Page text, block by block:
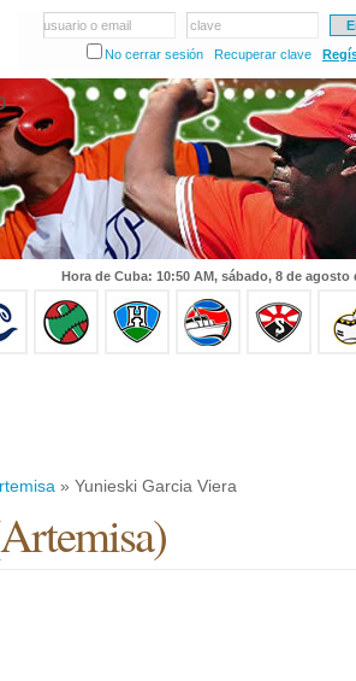
usuario o email
clave
No cerrar sesión
Recuperar clave
Hora de Cuba: 10:50 AM, sábado, 8 de agosto
» Yunieski Garcia Viera
Artemisa)